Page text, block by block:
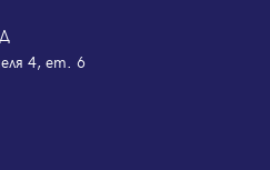
4, ет. 6